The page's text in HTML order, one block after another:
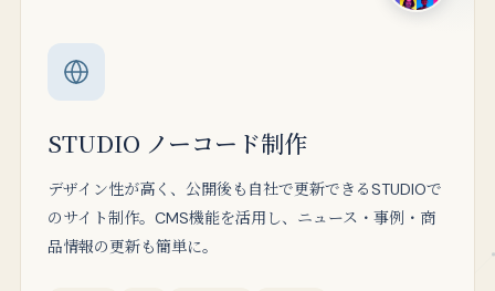
STUDIO ノーコード制作
デザイン性が高く、公開後も自社で更新できるSTUDIOで
のサイト制作。CMS機能を活用し、ニュース・事例・商
品情報の更新も簡単に。